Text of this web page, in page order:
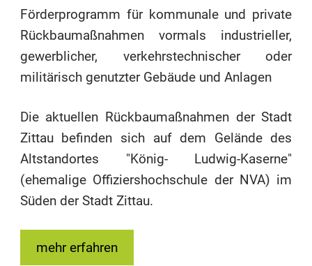
Förderprogramm für kommunale und private
Rückbaumaßnahmen vormals industrieller,
gewerblicher, verkehrstechnischer oder
militärisch genutzter Gebäude und Anlagen
Die aktuellen Rückbaumaßnahmen der Stadt
Zittau befinden sich auf dem Gelände des
Altstandortes "König- Ludwig-Kaserne"
(ehemalige Offiziershochschule der NVA) im
Süden der Stadt Zittau.
mehr erfahren